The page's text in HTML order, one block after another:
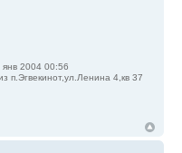
янв 2004 00:56
п.Эгвекинот,ул.Ленина 4,кв 37